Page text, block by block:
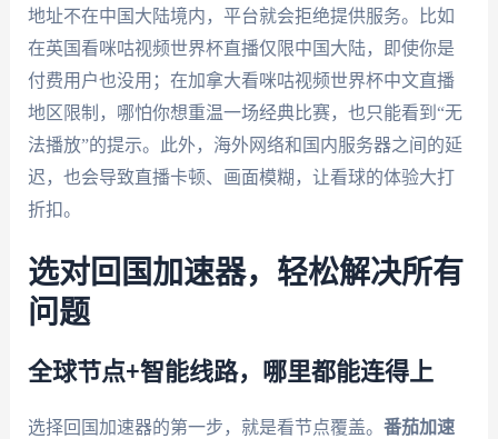
地址不在中国大陆境内，平台就会拒绝提供服务。比如
在英国看咪咕视频世界杯直播仅限中国大陆，即使你是
付费用户也没用；在加拿大看咪咕视频世界杯中文直播
地区限制，哪怕你想重温一场经典比赛，也只能看到“无
法播放”的提示。此外，海外网络和国内服务器之间的延
迟，也会导致直播卡顿、画面模糊，让看球的体验大打
折扣。
选对回国加速器，轻松解决所有
问题
全球节点+智能线路，哪里都能连得上
选择回国加速器的第一步，就是看节点覆盖。 番茄加速